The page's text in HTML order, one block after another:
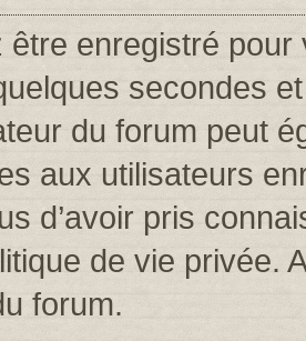
être enregistré pour
secondes
du forum peut
aux utilisateurs
d’avoir pris
de vie privée.
forum.